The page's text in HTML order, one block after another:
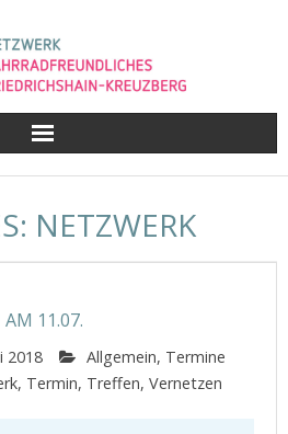
NETZWERK
AM 11.07.
2018 Allgemein, Termine
, Termin, Treffen, Vernetzen